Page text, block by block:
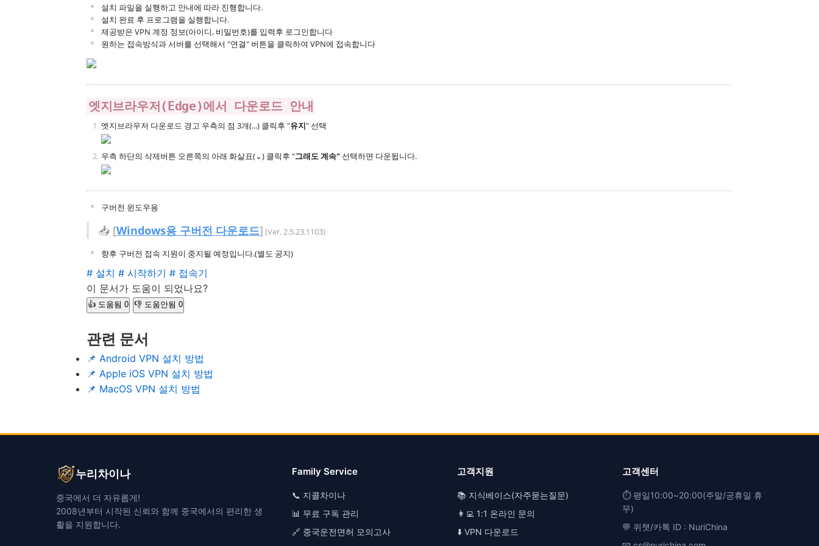
설치 파일을 실행하고 안내에 따라 진행합니다.
설치 완료 후 프로그램을 실행합니다.
제공받은 VPN 계정 정보(아이디, 비밀번호)를 입력후 로그인합니다
원하는 접속방식과 서버를 선택해서 "연결" 버튼을 클릭하여 VPN에 접속합니다
엣지브라우저(Edge)에서 다운로드 안내
엣지브라우저 다운로드 경고 우측의 점 3개(...) 클릭후 "유지" 선택
우측 하단의 삭제버튼 오른쪽의 아래 화살표(⌄) 클릭후 "그래도 계속" 선택하면 다운됩니다.
구버전 윈도우용
📥 [Windows용 구버전 다운로드] (Ver. 2.5.23.1103)
향후 구버전 접속 지원이 중지될 예정입니다.(별도 공지)
# 설치 # 시작하기 # 접속기
이 문서가 도움이 되었나요?
👍 도움됨 0 👎 도움안됨 0
관련 문서
📌 Android VPN 설치 방법
📌 Apple iOS VPN 설치 방법
📌 MacOS VPN 설치 방법
누리차이나
중국에서 더 자유롭게!
2008년부터 시작된 신뢰와 함께 중국에서의 편리한 생
활을 지원합니다.
Family Service
📞 지콜차이나
📊 무료 구독 관리
🔗 중국운전면허 모의고사
고객지원
📚 지식베이스(자주묻는질문)
👩‍💻 1:1 온라인 문의
⬇️ VPN 다운로드
고객센터
⏱️ 평일10:00~20:00(주말/공휴일 휴
무)
💬 위챗/카톡 ID : NuriChina